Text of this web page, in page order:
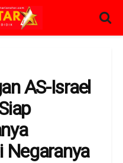
AS-Israel
Negaranya